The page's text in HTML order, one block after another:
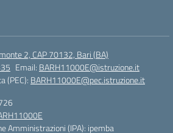
2, CAP 70132, Bari (BA)
Email: BARH11000E@istruzione.it
(PEC): BARH11000E@pec.istruzione.it
Amministrazioni (IPA): ipemba